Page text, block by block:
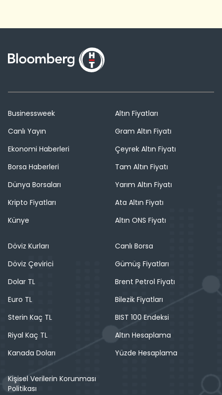
Businessweek
Canlı Yayın
Ekonomi Haberleri
Borsa Haberleri
Dünya Borsaları
Kripto Fiyatları
Künye
Altın Fiyatları
Gram Altın Fiyatı
Çeyrek Altın Fiyatı
Tam Altın Fiyatı
Yarım Altın Fiyatı
Ata Altın Fiyatı
Altın ONS Fiyatı
Döviz Kurları
Döviz Çevirici
Dolar TL
Euro TL
Sterin Kaç TL
Riyal Kaç TL
Kanada Doları
Canlı Borsa
Gümüş Fiyatları
Brent Petrol Fiyatı
Bilezik Fiyatları
BIST 100 Endeksi
Altın Hesaplama
Yüzde Hesaplama
Kişisel Verilerin Korunması
Politikası